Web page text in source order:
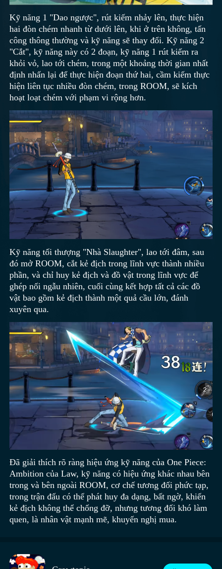
Kỹ năng 1 "Dao ngược", rút kiếm nhảy lên, thực hiện
hai đòn chém nhanh từ dưới lên, khi ở trên không, tấn
công thông thường và kỹ năng sẽ thay đổi. Kỹ năng 2
"Cắt", kỹ năng này có 2 đoạn, kỹ năng 1 rút kiếm ra
khỏi vỏ, lao tới chém, trong một khoảng thời gian nhất
định nhấn lại để thực hiện đoạn thứ hai, cầm kiếm thực
hiện liên tục nhiều đòn chém, trong ROOM, sẽ kích
hoạt loạt chém với phạm vi rộng hơn.
Kỹ năng tối thượng "Nhà Slaughter", lao tới đâm, sau
đó mở ROOM, cắt kẻ địch trong lĩnh vực thành nhiều
phần, và chỉ huy kẻ địch và đồ vật trong lĩnh vực để
ghép nối ngẫu nhiên, cuối cùng kết hợp tất cả các đồ
vật bao gồm kẻ địch thành một quả cầu lớn, đánh
xuyên qua.
Đã giải thích rõ ràng hiệu ứng kỹ năng của One Piece:
Ambition của Law, kỹ năng có hiệu ứng khác nhau bên
trong và bên ngoài ROOM, cơ chế tương đối phức tạp,
trong trận đấu có thể phát huy đa dạng, bất ngờ, khiến
kẻ địch không thể chống đỡ, nhưng tương đối khó làm
quen, là nhân vật mạnh mẽ, khuyến nghị mua.